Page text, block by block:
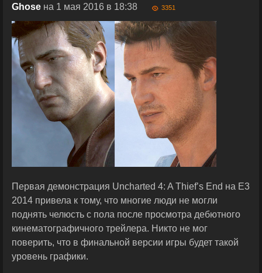
Ghose на 1 мая 2016 в 18:38 3351
Первая демонстрация Uncharted 4: A Thief’s End на E3
2014 привела к тому, что многие люди не могли
поднять челюсть с пола после просмотра дебютного
кинематографичного трейлера. Никто не мог
поверить, что в финальной версии игры будет такой
уровень графики.